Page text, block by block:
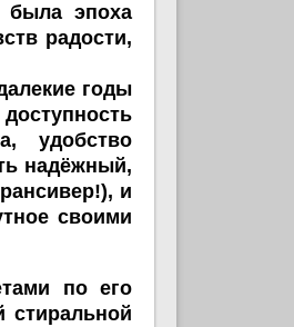
была эпоха
радости,
годы
удобство
надёжный,
и
своими
по его